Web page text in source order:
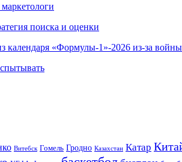
поиска и оценки
календаря «Формулы-1»-2026 из-за
Витебск Гомель Гродно Казахстан Катар